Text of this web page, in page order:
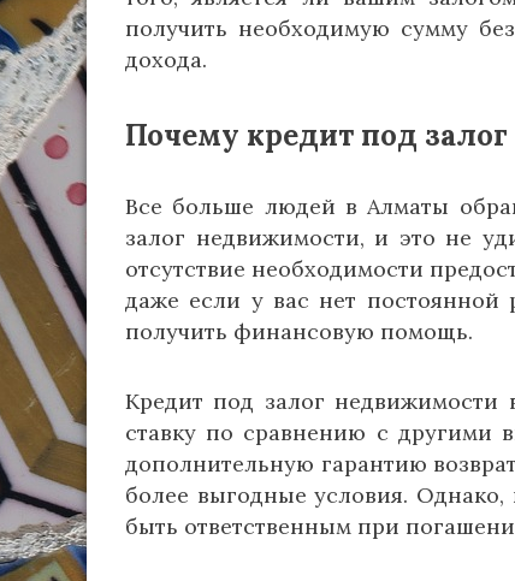
получить необходимую сумму
дохода.
Почему кредит под
Все больше людей в Алматы
залог недвижимости, и это не
отсутствие необходимости
даже если у вас нет постоянной
получить финансовую помощь.
Кредит под залог недвижимости
ставку по сравнению с другими
дополнительную гарантию
более выгодные условия.
быть ответственным при